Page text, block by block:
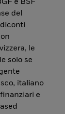
e BSF
del
le
solo se
italiano
e